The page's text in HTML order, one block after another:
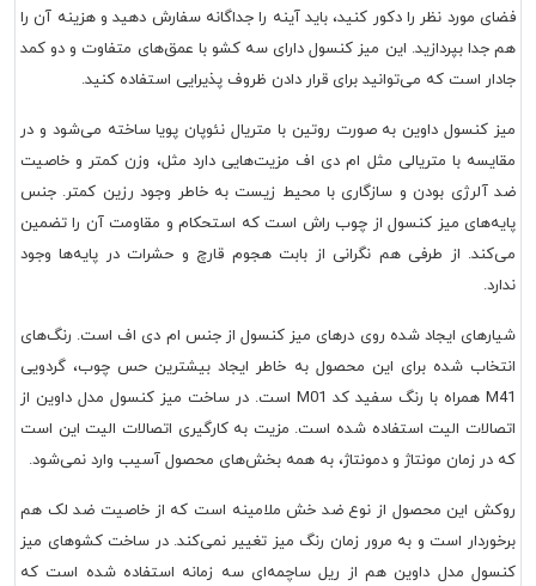
فضای مورد نظر را دکور کنید، باید آینه را جداگانه سفارش دهید و هزینه آن را
هم جدا بپردازید. این میز کنسول دارای سه کشو با عمق‌های متفاوت و دو کمد
جادار است که می‌توانید برای قرار دادن ظروف پذیرایی استفاده کنید.
میز کنسول داوین به صورت روتین با متریال نئوپان پویا ساخته می‌شود و در
مقایسه با متریالی مثل ام دی اف مزیت‌هایی دارد مثل، وزن کمتر و خاصیت
ضد آلرژی بودن و سازگاری با محیط زیست به خاطر وجود رزین کمتر. جنس
پایه‌های میز کنسول از چوب راش است که استحکام و مقاومت آن را تضمین
می‌کند. از طرفی هم نگرانی از بابت هجوم قارچ و حشرات در پایه‌ها وجود
ندارد.
شیارهای ایجاد شده روی درهای میز کنسول از جنس ام دی اف است. رنگ‌های
انتخاب شده برای این محصول به خاطر ایجاد بیشترین حس چوب، گردویی
M41 همراه با رنگ سفید کد M01 است. در ساخت میز کنسول مدل داوین از
اتصالات الیت استفاده شده است. مزیت به کارگیری اتصالات الیت این است
که در زمان مونتاژ و دمونتاژ، به همه بخش‌های محصول آسیب وارد نمی‌شود.
روکش این محصول از نوع ضد خش ملامینه است که از خاصیت ضد لک هم
برخوردار است و به مرور زمان رنگ میز تغییر نمی‌کند. در ساخت کشوهای میز
کنسول مدل داوین هم از ریل ساچمه‌ای سه زمانه استفاده شده است که